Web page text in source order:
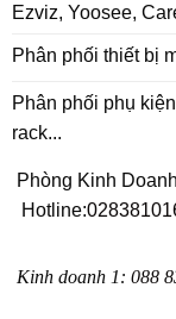
Ezviz, Yoosee,
Phân phối thiết bị
Phân phối phụ
rack...
Phòng Kinh Doanh
Hotline:
Kinh doanh 1: 088